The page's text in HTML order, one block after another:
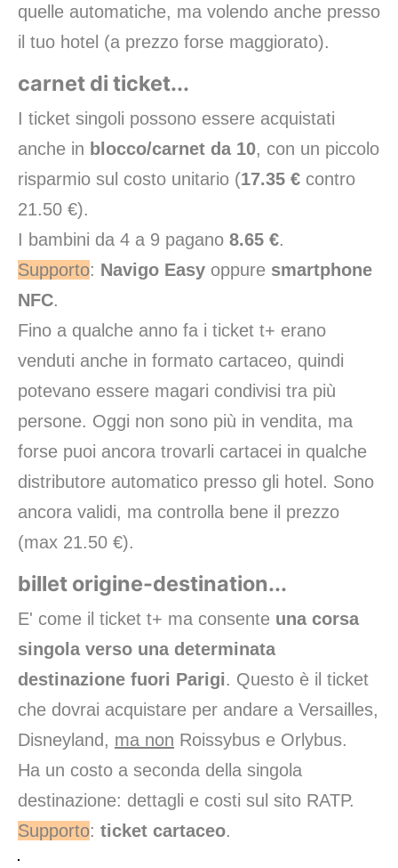
quelle automatiche, ma volendo anche presso
il tuo hotel (a prezzo forse maggiorato).
carnet di ticket...
I ticket singoli possono essere acquistati
anche in blocco/carnet da 10, con un piccolo
risparmio sul costo unitario (17.35 € contro
21.50 €).
I bambini da 4 a 9 pagano 8.65 €.
Supporto: Navigo Easy oppure smartphone
NFC.
Fino a qualche anno fa i ticket t+ erano
venduti anche in formato cartaceo, quindi
potevano essere magari condivisi tra più
persone. Oggi non sono più in vendita, ma
forse puoi ancora trovarli cartacei in qualche
distributore automatico presso gli hotel. Sono
ancora validi, ma controlla bene il prezzo
(max 21.50 €).
billet origine-destination...
E' come il ticket t+ ma consente una corsa
singola verso una determinata
destinazione fuori Parigi. Questo è il ticket
che dovrai acquistare per andare a Versailles,
Disneyland, ma non Roissybus e Orlybus.
Ha un costo a seconda della singola
destinazione: dettagli e costi sul sito RATP.
Supporto: ticket cartaceo.